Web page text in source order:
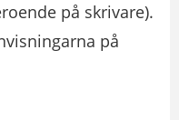
på skrivare).
på